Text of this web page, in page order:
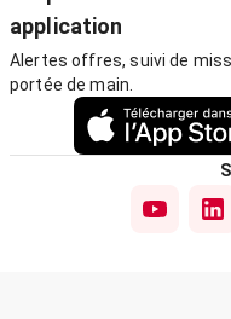
application
Alertes offres, suivi de
portée de main.